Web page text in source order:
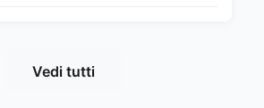
Vedi tutti